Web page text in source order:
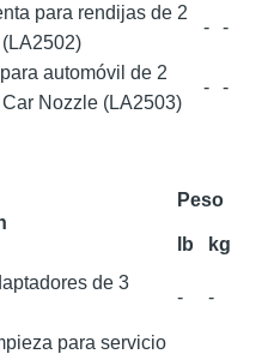
para rendijas de 2
- -
automóvil de 2
Nozzle (LA2503)
- -
Peso
lb kg
de 3
- -
para servicio